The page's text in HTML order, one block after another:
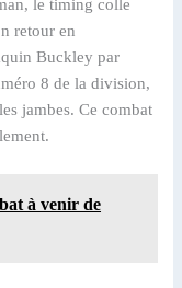
le timing colle
retour en
Buckley par
8 de la division,
jambes. Ce combat
à venir de